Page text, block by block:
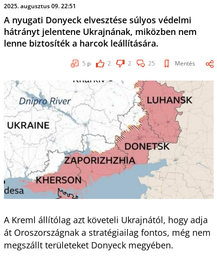
2025. augusztus 09. 22:51
A nyugati Donyeck elvesztése súlyos védelmi
hátrányt jelentene Ukrajnának, miközben nem
lenne biztosíték a harcok leállítására.
5 p 2 2 25 Mentés
A Kreml állítólag azt követeli Ukrajnától, hogy adja
át Oroszországnak a stratégiailag fontos, még nem
megszállt területeket Donyeck megyében.